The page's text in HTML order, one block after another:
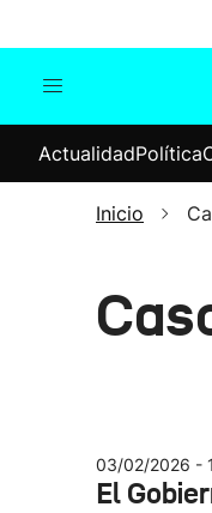
Internacional
ActualidadPolítica
Inicio
03/02/2026 -
El